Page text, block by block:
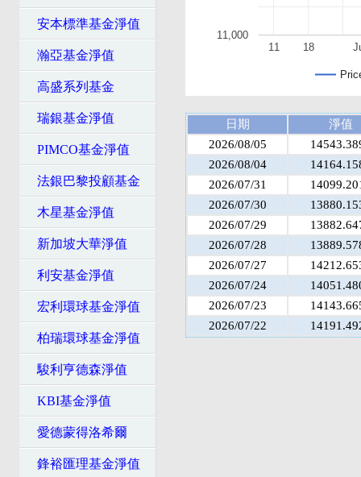
安本標準基金淨值
瀚亞基金淨值
高盛系列基金
瑞銀基金淨值
PIMCO基金淨值
法銀巴黎投顧基金
木星基金淨值
新加坡大華淨值
利安基金淨值
宏利環球基金淨值
柏瑞環球基金淨值
駿利亨德森淨值
KBI基金淨值
愛德蒙得洛希爾
鋒裕匯理基金淨值
11 18
11,000
日期
淨值
2026/08/05
2026/08/04
2026/07/31
2026/07/30
2026/07/29
2026/07/28
2026/07/27
2026/07/24
2026/07/23
2026/07/22